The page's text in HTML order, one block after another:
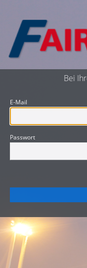
Bei
E-Mail
Passwort